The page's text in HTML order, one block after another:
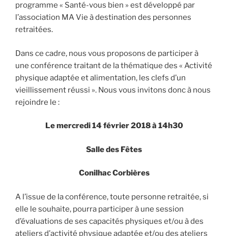
programme « Santé-vous bien » est développé par
l’association MA Vie à destination des personnes
retraitées.
Dans ce cadre, nous vous proposons de participer à
une conférence traitant de la thématique des « Activité
physique adaptée et alimentation, les clefs d’un
vieillissement réussi ». Nous vous invitons donc à nous
rejoindre le :
Le mercredi 14 février 2018 à 14h30
Salle des Fêtes
Conilhac Corbières
A l’issue de la conférence, toute personne retraitée, si
elle le souhaite, pourra participer à une session
d’évaluations de ses capacités physiques et/ou à des
ateliers d’activité physique adaptée et/ou des ateliers